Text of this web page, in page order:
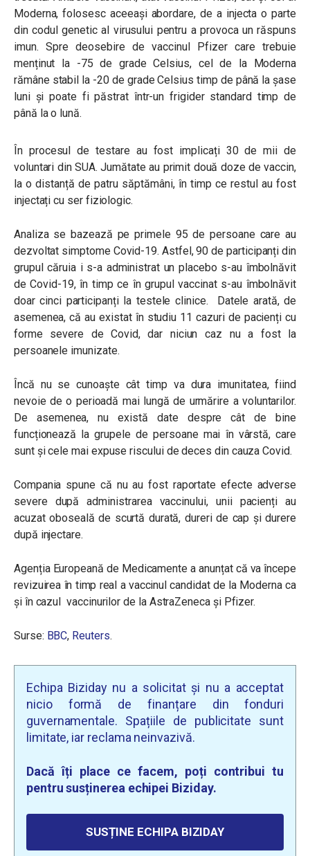
Moderna, folosesc aceeași abordare, de a injecta o parte
din codul genetic al virusului pentru a provoca un răspuns
imun.Spre deosebire de vaccinul Pfizer care trebuie
menținut la -75 de grade Celsius, cel de la Moderna
rămâne stabil la -20 de grade Celsius timp de până la șase
luni și poate fi păstrat într-un frigider standard timp de
până la o lună.
În procesul de testare au fost implicați 30 de mii de
voluntari din SUA. Jumătate au primit două doze de vaccin,
la o distanță de patru săptămâni, în timp ce restul au fost
injectați cu ser fiziologic.
Analiza se bazează pe primele 95 de persoane care au
dezvoltat simptome Covid-19. Astfel,90 de participanți din
grupul căruia i s-a administrat un placebo s-au îmbolnăvit
de Covid-19, în timp ce în grupul vaccinat s-au îmbolnăvit
doar cinci participanți la testele clinice. Datele arată, de
asemenea, că au existat în studiu 11 cazuri de pacienți cu
forme severe de Covid, dar niciun caz nu a fost la
persoanele imunizate.
Încă nu se cunoaște cât timp va dura imunitatea, fiind
nevoie de o perioadă mai lungă de urmărire a voluntarilor.
De asemenea, nu există date despre cât de bine
funcționează la grupele de persoane mai în vârstă, care
sunt și cele mai expuse riscului de deces din cauza Covid.
Compania spune că nu au fost raportate efecte adverse
severe după administrarea vaccinului, unii pacienți au
acuzat oboseală de scurtă durată, dureri de cap și durere
după injectare.
Agenția Europeană de Medicamente a anunțat că va începe
revizuirea în timp real a vaccinul candidat de la Moderna ca
și în cazul vaccinurilor de la AstraZeneca și Pfizer.
Surse: BBC, Reuters.
Echipa Biziday nu a solicitat și nu a acceptat
nicio formă de finanțare din fonduri
guvernamentale. Spațiile de publicitate sunt
limitate, iar reclama neinvazivă.
Dacă îți place ce facem, poți contribui tu
pentru susținerea echipei Biziday.
SUSȚINE ECHIPA BIZIDAY